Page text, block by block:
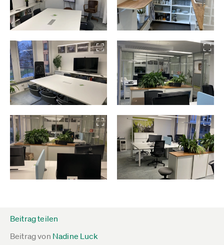
Beitrag teilen
Beitrag von Nadine Luck